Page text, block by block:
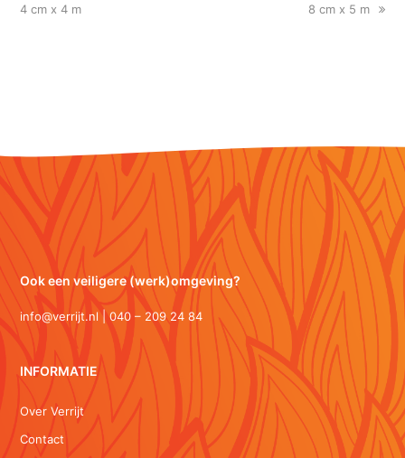
post:
4 cm x 4 m
8 cm x 5 m
Ook een veiligere (werk)omgeving?
info@verrijt.nl | 040 – 209 24 84
INFORMATIE
Over Verrijt
Contact